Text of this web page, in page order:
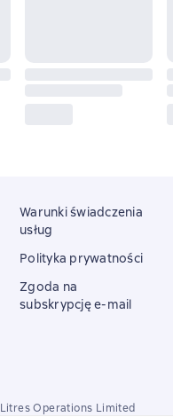
Warunki świadczenia
usług
Polityka prywatności
Zgoda na
subskrypcję e-mail
Litres Operations Limited